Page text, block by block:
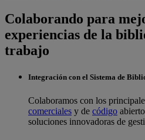
Colaborando para
experiencias de la
trabajo
Integración con el Sistema de
Colaboramos con los
comerciales y de código
soluciones innovadoras de